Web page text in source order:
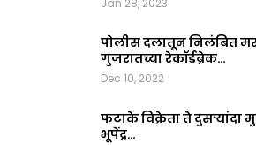
पोलीस दलातून निलंबित
गुजरातच्या रेकॉर्डब्रेक…
Dec 10, 2022
फटाके विक्रेता ते दुसऱ्यांदा
भूपेंद्र…